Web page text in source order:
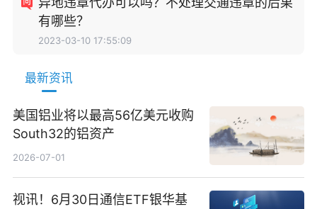
有哪些？
2023-03-10 17:55:09
最新资讯
美国铝业将以最高56亿美元收购
South32的铝资产
2026-07-01
视讯！6月30日通信ETF银华基